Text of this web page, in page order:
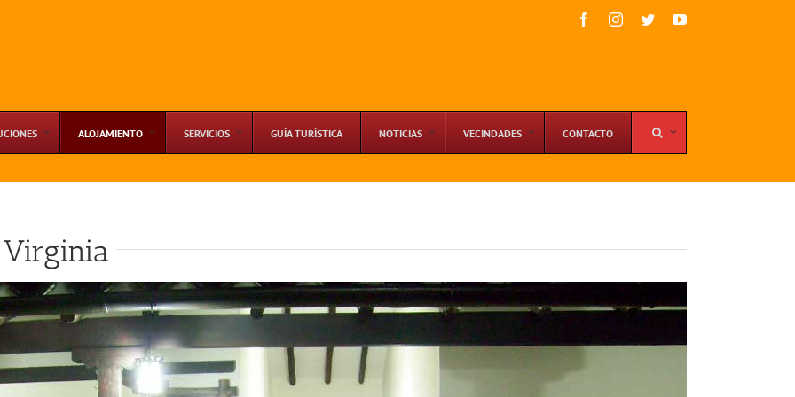
FacebookInstagram
TwitterYouTube
ALOJAMIENTO SERVICIOS GUÍA TURÍSTICA NOTICIAS VECINDADES CONTACTO